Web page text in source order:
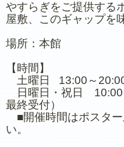
やすらぎをご提供する
屋敷、このギャップを
場所：本館
【時間】
土曜日 13:00～20:00
日曜日・祝日 10:00
最終受付）
■開催時間はポスタ
い。